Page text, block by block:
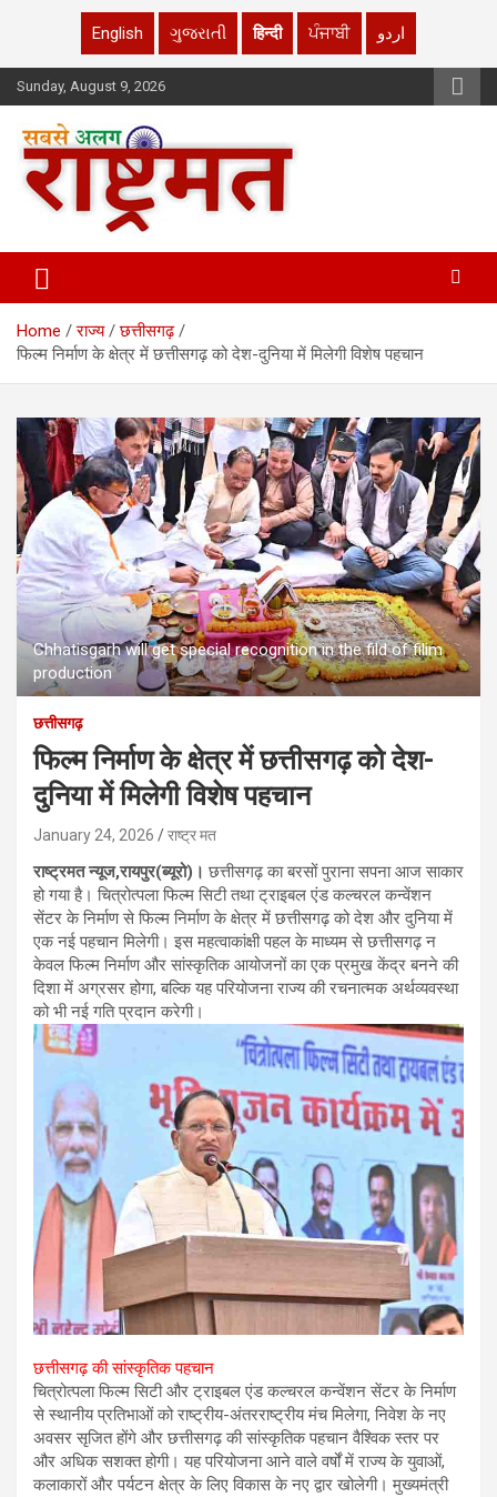
English ગુજરાતી हिन्दी ਪੰਜਾਬੀ اردو
Skip
to
Sunday, August 9, 2026
rashtrmat.com
Home राज्य
छत्तीसगढ़
फिल्म निर्माण के क्षेत्र में छत्तीसगढ़ को देश-दुनिया में मिलेगी विशेष पहचान
Chhatisgarh will get special recognition in the fild of filim
production
छत्तीसगढ़
फिल्म निर्माण के क्षेत्र में छत्तीसगढ़ को देश-
दुनिया में मिलेगी विशेष पहचान
January 24, 2026 राष्ट्र मत
राष्ट्रमत न्यूज,रायपुर(ब्यूरो)। छत्तीसगढ़ का बरसों पुराना सपना आज साकार
हो गया है। चित्रोत्पला फिल्म सिटी तथा ट्राइबल एंड कल्चरल कन्वेंशन
सेंटर के निर्माण से फिल्म निर्माण के क्षेत्र में छत्तीसगढ़ को देश और दुनिया में
एक नई पहचान मिलेगी। इस महत्वाकांक्षी पहल के माध्यम से छत्तीसगढ़ न
केवल फिल्म निर्माण और सांस्कृतिक आयोजनों का एक प्रमुख केंद्र बनने की
दिशा में अग्रसर होगा, बल्कि यह परियोजना राज्य की रचनात्मक अर्थव्यवस्था
को भी नई गति प्रदान करेगी।
छत्तीसगढ़ की सांस्कृतिक पहचान
चित्रोत्पला फिल्म सिटी और ट्राइबल एंड कल्चरल कन्वेंशन सेंटर के निर्माण
से स्थानीय प्रतिभाओं को राष्ट्रीय-अंतरराष्ट्रीय मंच मिलेगा, निवेश के नए
अवसर सृजित होंगे और छत्तीसगढ़ की सांस्कृतिक पहचान वैश्विक स्तर पर
और अधिक सशक्त होगी। यह परियोजना आने वाले वर्षों में राज्य के युवाओं,
कलाकारों और पर्यटन क्षेत्र के लिए विकास के नए द्वार खोलेगी। मुख्यमंत्री